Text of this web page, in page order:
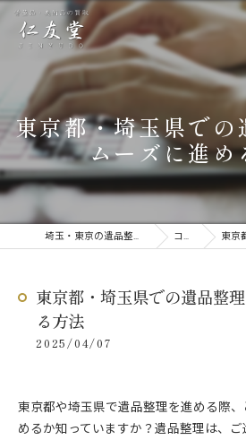
東京都・埼玉県で
ムーズに進め
埼玉・東京の遺品整理なら仁友堂 コラム 東京都
東京都・埼玉県での遺品整
る方法
2025/04/07
東京都や埼玉県で遺品整理を進める際
めるか知っていますか？遺品整理は、